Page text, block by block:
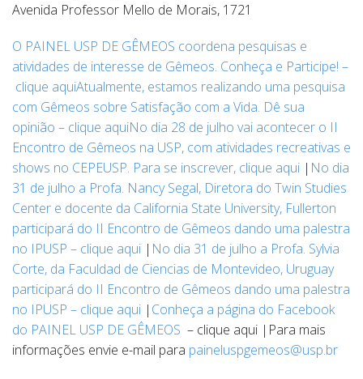
Avenida Professor Mello de Morais, 1721
O PAINEL USP DE GÊMEOS coordena pesquisas e
atividades de interesse de Gêmeos. Conheça e Participe! –
clique aquiAtualmente, estamos realizando uma pesquisa
com Gêmeos sobre Satisfação com a Vida. Dê sua
opinião – clique aquiNo dia 28 de julho vai acontecer o II
Encontro de Gêmeos na USP, com atividades recreativas e
shows no CEPEUSP. Para se inscrever, clique aqui | No dia
31 de julho a Profa. Nancy Segal, Diretora do Twin Studies
Center e docente da California State University, Fullerton
participará do II Encontro de Gêmeos dando uma palestra
no IPUSP – clique aqui | No dia 31 de julho a Profa. Sylvia
Corte, da Faculdad de Ciencias de Montevideo, Uruguay
participará do II Encontro de Gêmeos dando uma palestra
no IPUSP – clique aqui | Conheça a página do Facebook
do PAINEL USP DE GÊMEOS – clique aqui |Para mais
informações envie e-mail para paineluspgemeos@usp.br